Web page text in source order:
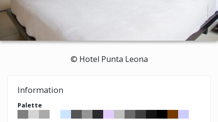
© Hotel Punta Leona
Information
Palette